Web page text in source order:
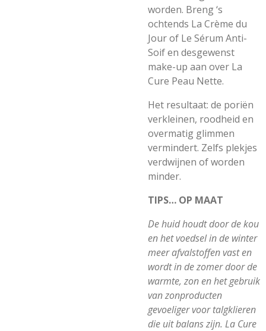
worden. Breng ‘s
ochtends La Crème du
Jour of Le Sérum Anti-
Soif en desgewenst
make-up aan over La
Cure Peau Nette.
Het resultaat: de poriën
verkleinen, roodheid en
overmatig glimmen
vermindert. Zelfs plekjes
verdwijnen of worden
minder.
TIPS… OP MAAT
De huid houdt door de kou
en het voedsel in de winter
meer afvalstoffen vast en
wordt in de zomer door de
warmte, zon en het gebruik
van zonproducten
gevoeliger voor talgklieren
die uit balans zijn. La Cure